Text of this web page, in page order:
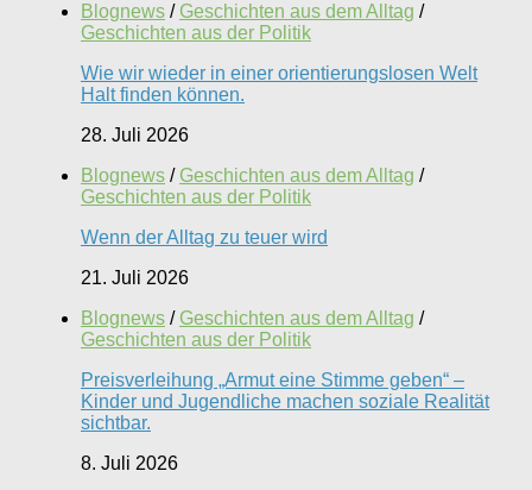
Blognews / Geschichten aus dem Alltag /
Geschichten aus der Politik
Wie wir wieder in einer orientierungslosen Welt
Halt finden können.
28. Juli 2026
Blognews / Geschichten aus dem Alltag /
Geschichten aus der Politik
Wenn der Alltag zu teuer wird
21. Juli 2026
Blognews / Geschichten aus dem Alltag /
Geschichten aus der Politik
Preisverleihung „Armut eine Stimme geben“ –
Kinder und Jugendliche machen soziale Realität
sichtbar.
8. Juli 2026